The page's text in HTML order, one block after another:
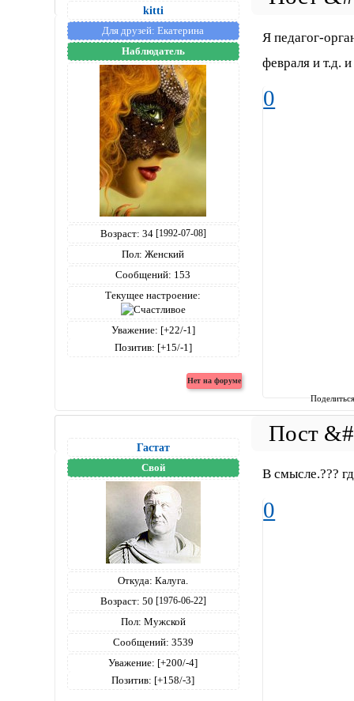
kitti
Для друзей: Екатерина
Наблюдатель
Возраст: 34 [1992-07-08]
Пол: Женский
Сообщений: 153
Текущее настроение:
Уважение: [+22/-1]
Позитив: [+15/-1]
Я педагог-
февраля и т.д.
0
Гастат
Свой
Откуда: Калуга.
Возраст: 50 [1976-06-22]
Пол: Мужской
Сообщений: 3539
Уважение: [+200/-4]
Позитив: [+158/-3]
В смысле.???
0